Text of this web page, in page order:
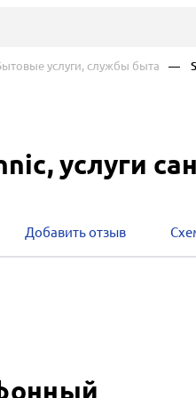
услуги, службы быта —
услуги
Добавить отзыв